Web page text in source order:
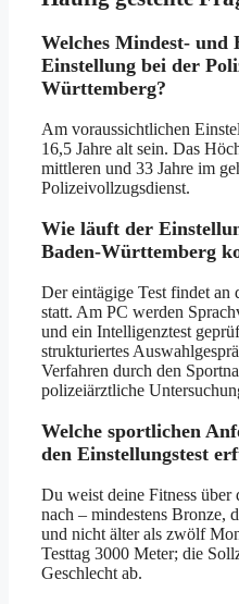
Welches Mindest-
Einstellung bei der
Württemberg?
Am voraussichtlichen
16,5 Jahre alt sein. Das
mittleren und 33 Jahre im
Polizeivollzugsdienst.
Wie läuft der
Baden-Württemberg
Der eintägige Test findet an
statt. Am PC werden
und ein Intelligenztest
strukturiertes
Verfahren durch den
polizeiärztliche
Welche sportlichen
den Einstellungstest
Du weist deine Fitness über
nach – mindestens Bronze,
und nicht älter als zwölf
Testtag 3000 Meter; die
Geschlecht ab.